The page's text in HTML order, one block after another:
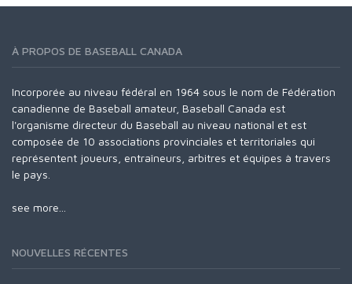
À PROPOS DE BASEBALL CANADA
Incorporée au niveau fédéral en 1964 sous le nom de Fédération
canadienne de Baseball amateur, Baseball Canada est
l'organisme directeur du Baseball au niveau national et est
composée de 10 associations provinciales et territoriales qui
représentent joueurs, entraîneurs, arbitres et équipes à travers
le pays.
see more...
NOUVELLES RÉCENTES